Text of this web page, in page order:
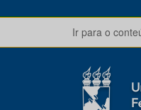
Ir para o